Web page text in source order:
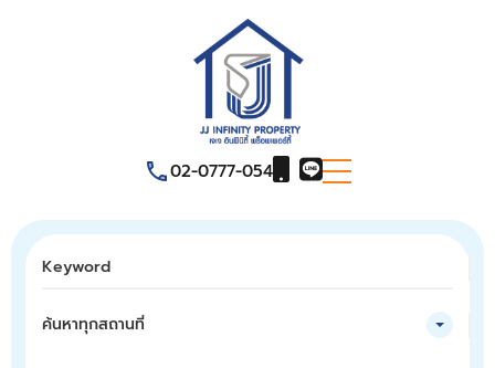
02-0777-054
ค้นหาทุกสถานที่